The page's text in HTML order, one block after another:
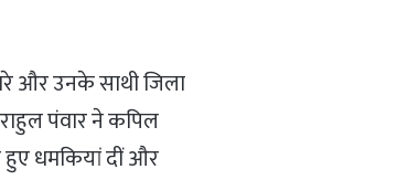
और उनके साथी जिला
पंवार ने कपिल
धमकियां दीं और